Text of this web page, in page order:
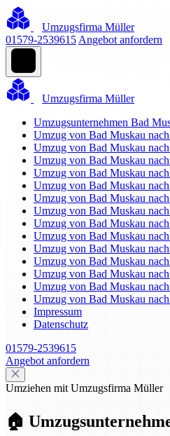
Umzugsfirma Müller
01579-2539615 Angebot anfordern
Umzugsfirma Müller
Umzugsunternehmen Bad
Umzug von Bad Muskau
Umzug von Bad Muskau
Umzug von Bad Muskau
Umzug von Bad Muskau
Umzug von Bad Muskau
Umzug von Bad Muskau
Umzug von Bad Muskau
Umzug von Bad Muskau
Umzug von Bad Muskau
Umzug von Bad Muskau nach
Umzug von Bad Muskau
Umzug von Bad Muskau
Umzug von Bad Muskau
Umzug von Bad Muskau
Impressum
Datenschutz
01579-2539615
Angebot anfordern
Umziehen mit Umzugsfirma Müller
🏠